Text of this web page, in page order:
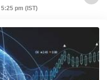
pm (IST)